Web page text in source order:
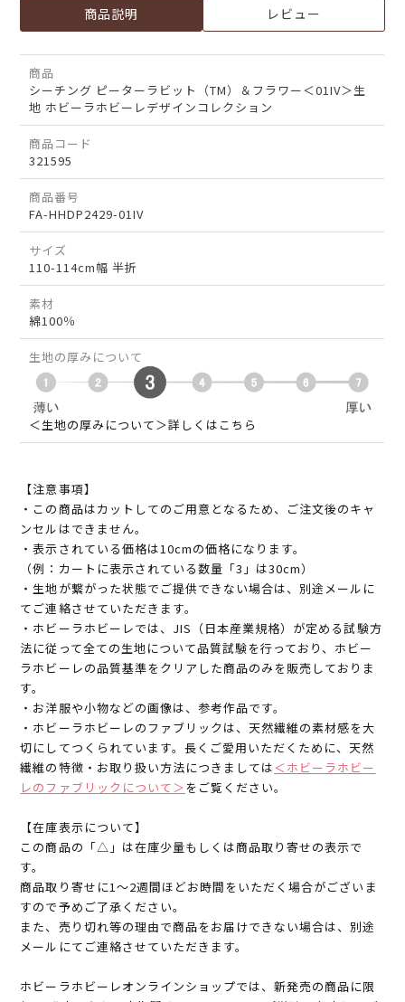
商品説明 レビュー
商品
シーチング ピーターラビット（TM）＆フラワー＜01IV＞生
地 ホビーラホビーレデザインコレクション
商品コード
321595
商品番号
FA-HHDP2429-01IV
サイズ
110-114cm幅 半折
素材
綿100％
生地の厚みについて
＜生地の厚みについて＞詳しくはこちら
【注意事項】
・この商品はカットしてのご用意となるため、ご注文後のキャ
ンセルはできません。
・表示されている価格は10cmの価格になります。
（例：カートに表示されている数量「3」は30cm）
・生地が繋がった状態でご提供できない場合は、別途メールに
てご連絡させていただきます。
・ホビーラホビーレでは、JIS（日本産業規格）が定める試験方
法に従って全ての生地について品質試験を行っており、ホビー
ラホビーレの品質基準をクリアした商品のみを販売しておりま
す。
・お洋服や小物などの画像は、参考作品です。
・ホビーラホビーレのファブリックは、天然繊維の素材感を大
切にしてつくられています。長くご愛用いただくために、天然
繊維の特徴・お取り扱い方法につきましては＜ホビーラホビー
レのファブリックについて＞ をご覧ください。
【在庫表示について】
この商品の「△」は在庫少量もしくは商品取り寄せの表示で
す。
商品取り寄せに1～2週間ほどお時間をいただく場合がございま
すので予めご了承ください。
また、売り切れ等の理由で商品をお届けできない場合は、別途
メールにてご連絡させていただきます。
ホビーラホビーレオンラインショップでは、新発売の商品に限